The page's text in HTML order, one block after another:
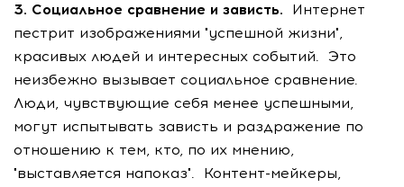
3. Социальное сравнение и зависть. Интернет
пестрит изображениями "успешной жизни",
красивых людей и интересных событий. Это
неизбежно вызывает социальное сравнение.
Люди, чувствующие себя менее успешными,
могут испытывать зависть и раздражение по
отношению к тем, кто, по их мнению,
"выставляется напоказ". Контент-мейкеры,